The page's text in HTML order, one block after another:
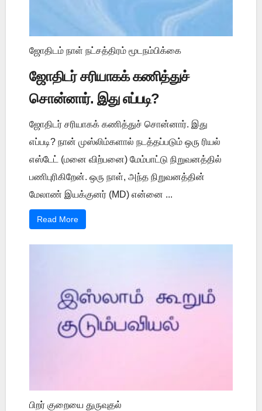
ஜோதிடம் நாள் நட்சத்திரம் மூடநம்பிக்கை
ஜோதிடர் சரியாகக் கணித்துச்
சொன்னார். இது எப்படி?
ஜோதிடர் சரியாகக் கணித்துச் சொன்னார். இது
எப்படி? நான் முஸ்லிம்களால் நடத்தப்படும் ஒரு ரியல்
எஸ்டேட் (மனை விற்பனை) மேம்பாட்டு நிறுவனத்தில்
பணிபுரிகிறேன். ஒரு நாள், அந்த நிறுவனத்தின்
மேலாண் இயக்குனர் (MD) என்னை ...
Read More
பிறர் குறையை துருவுதல்